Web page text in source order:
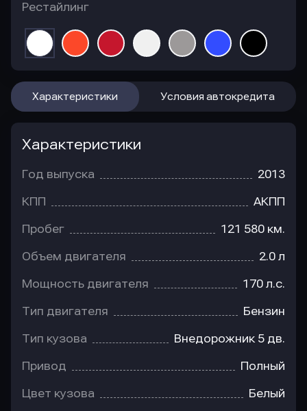
Рестайлинг
Характеристики Условия автокредита
Характеристики
Год выпуска 2013
КПП АКПП
Пробег 121 580 км.
Объем двигателя 2.0 л
Мощность двигателя 170 л.с.
Тип двигателя Бензин
Тип кузова Внедорожник 5 дв.
Привод Полный
Цвет кузова Белый